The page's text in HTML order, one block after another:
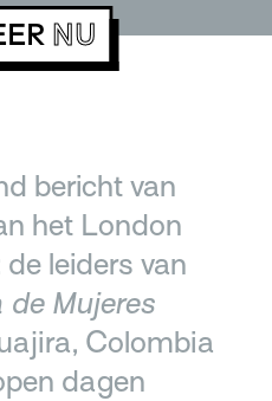
NU
bericht van
het London
leiders van
de Mujeres
Colombia
dagen